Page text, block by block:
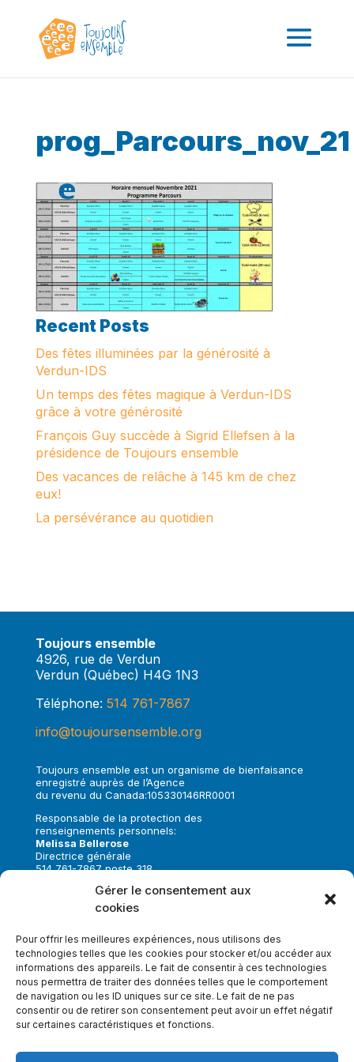
Gérer le consentement aux
cookies
Pour offrir les meilleures expériences, nous utilisons des
technologies telles que les cookies pour stocker et/ou accéder aux
informations des appareils. Le fait de consentir à ces technologies
nous permettra de traiter des données telles que le comportement
de navigation ou les ID uniques sur ce site. Le fait de ne pas
consentir ou de retirer son consentement peut avoir un effet négatif
sur certaines caractéristiques et fonctions.
prog_Parcours_nov_21
Recent Posts
Des fêtes illuminées par la générosité à
Verdun-IDS
Un temps des fêtes magique à Verdun-IDS
grâce à votre générosité
François Guy succède à Sigrid Ellefsen à la
présidence de Toujours ensemble
Des vacances de relâche à 145 km de chez
eux!
La persévérance au quotidien
Toujours ensemble
4926, rue de Verdun
Verdun (Québec) H4G 1N3
Téléphone: 514 761-7867
info@toujoursensemble.org
Toujours ensemble est un organisme de bienfaisance
enregistré auprès de l’Agence
du revenu du Canada:105330146RR0001
Responsable de la protection des
renseignements personnels:
Melissa Bellerose
Directrice générale
514 761-7867 poste 318
Faire un don